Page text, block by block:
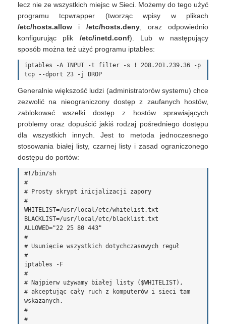
lecz nie ze wszystkich miejsc w Sieci. Możemy do tego użyć
programu tcpwrapper (tworząc wpisy w plikach
/etc/hosts.allow i /etc/hosts.deny, oraz odpowiednio
konfigurując plik /etc/inetd.conf). Lub w następujący
sposób można też użyć programu iptables:
iptables -A INPUT -t filter -s ! 208.201.239.36 -p
Generalnie większość ludzi (administratorów systemu) chce
zezwolić na nieograniczony dostęp z zaufanych hostów,
zablokować wszelki dostęp z hostów sprawiających
problemy oraz dopuścić jakiś rodzaj pośredniego dostępu
dla wszystkich innych. Jest to metoda jednoczesnego
stosowania białej listy, czarnej listy i zasad ograniczonego
dostępu do portów:
#!/bin/sh
#
# Prosty skrypt inicjalizacji zapory
#
WHITELIST=/usr/local/etc/whitelist.txt
BLACKLIST=/usr/local/etc/blacklist.txt
ALLOWED="22 25 80 443"
#
# Usunięcie wszystkich dotychczasowych reguł
#
iptables -F
#
# Najpierw używamy białej listy ($WHITELIST),
# akceptując cały ruch z komputerów i sieci tam
wskazanych.
#
#